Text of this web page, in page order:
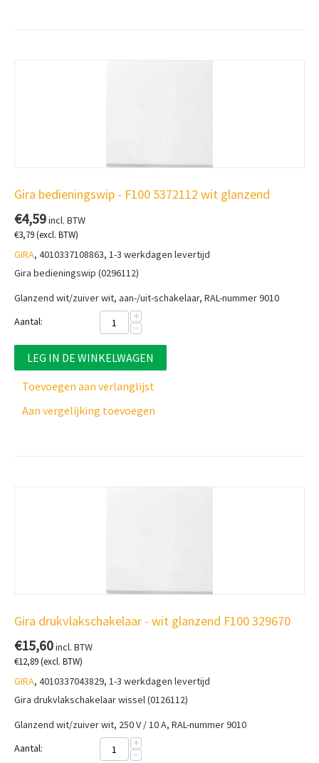
Gira bedieningswip - F100 5372112 wit glanzend
€4,59incl. BTW
€3,79(excl. BTW)
GIRA, 4010337108863, 1-3 werkdagen levertijd
Gira bedieningswip (0296112)
Glanzend wit/zuiver wit, aan-/uit-schakelaar, RAL-nummer 9010
Aantal:
+
−
LEG IN DE WINKELWAGEN
Toevoegen aan verlanglijst
Aan vergelijking toevoegen
Gira drukvlakschakelaar - wit glanzend F100 329670
€15,60incl. BTW
€12,89(excl. BTW)
GIRA, 4010337043829, 1-3 werkdagen levertijd
Gira drukvlakschakelaar wissel (0126112)
Glanzend wit/zuiver wit, 250 V / 10 A, RAL-nummer 9010
Aantal:
+
−